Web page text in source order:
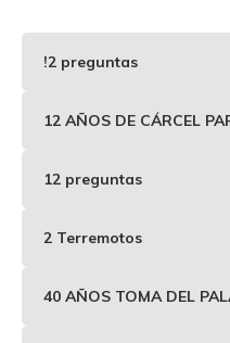
!2 preguntas
12 AÑOS DE CÁRCEL
12 preguntas
2 Terremotos
40 AÑOS TOMA DEL